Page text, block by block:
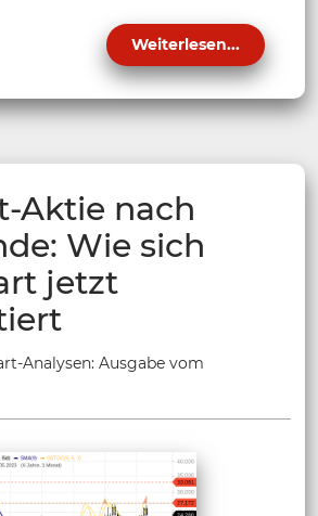
Weiterlesen...
Aktie nach
Wie sich
jetzt
Analysen: Ausgabe vom